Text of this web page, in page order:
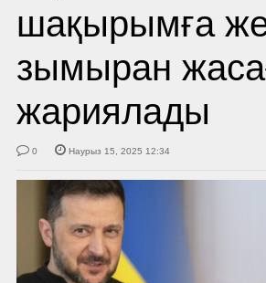
шақырымға
зымыран
жариялады
0 Наурыз 15, 2025 12:34